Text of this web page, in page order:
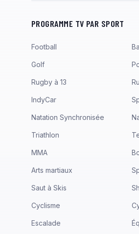
PROGRAMME TV PAR SPORT
Football
Golf
Rugby à 13
IndyCar
Natation Synchronisée
Triathlon
MMA
Arts martiaux
Saut à Skis
Cyclisme
Escalade